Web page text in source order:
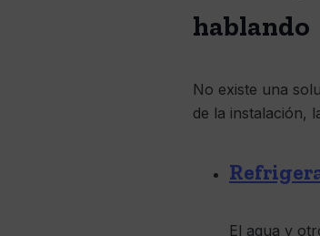
hablando
No existe una
de la instalación,
El agua y